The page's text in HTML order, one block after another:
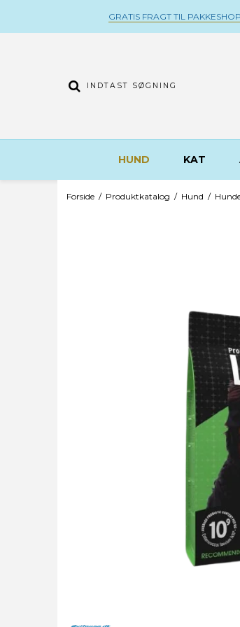
GRATIS FRAGT TIL PAKKESHOP
HUND KAT
Forside / Produktkatalog / Hund /